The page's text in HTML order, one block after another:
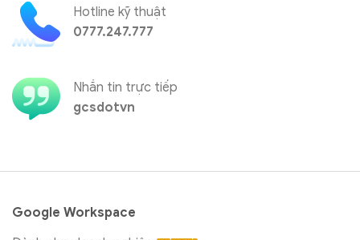
Hotline kỹ thuật
0777.247.777
Nhắn tin trực tiếp
gcsdotvn
Google Workspace